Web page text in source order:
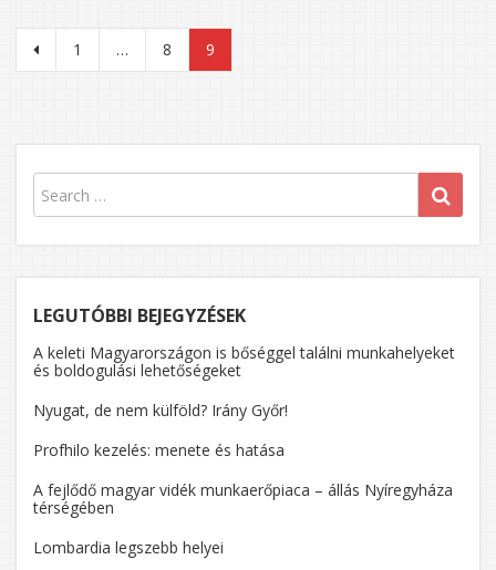
Bejegyzések
lapozása
1 … 8 9
LEGUTÓBBI BEJEGYZÉSEK
A keleti Magyarországon is bőséggel találni munkahelyeket
és boldogulási lehetőségeket
Nyugat, de nem külföld? Irány Győr!
Profhilo kezelés: menete és hatása
A fejlődő magyar vidék munkaerőpiaca – állás Nyíregyháza
térségében
Lombardia legszebb helyei